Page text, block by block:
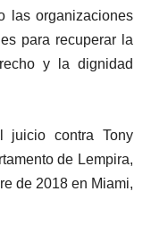
las organizaciones
para recuperar la
y la dignidad
juicio contra Tony
de Lempira,
de 2018 en Miami,